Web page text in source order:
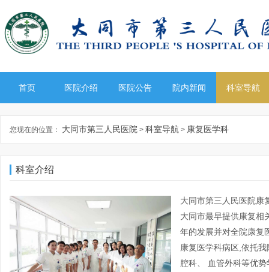
首页 医院介绍 医院公告 院内新闻 科室导航
您现在的位置： 大同市第三人民医院 > 科室导航 > 康复医学科
科室介绍
大同市第三人民医院康
大同市最早提供康复相
年的发展并对全院康复
康复医学科病区,依托
腔科、 血管外科等优